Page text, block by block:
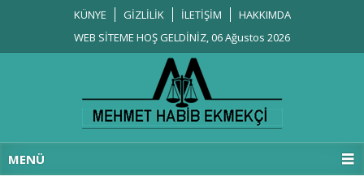
KÜNYE GİZLİLİK İLETİŞİM
HAKKIMDA
WEB SİTEME HOŞ GELDİNİZ, 06 Ağustos 2026
MENÜ